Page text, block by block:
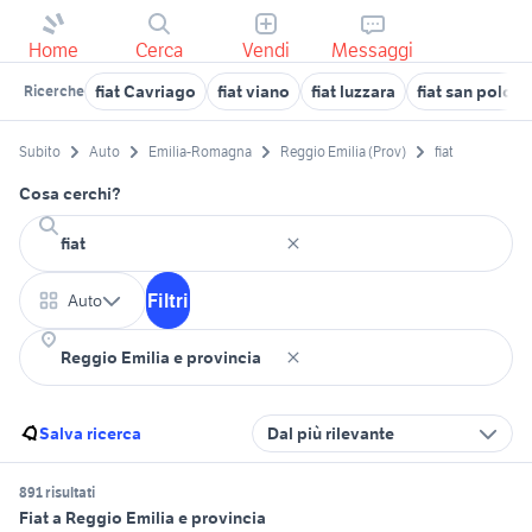
Home Cerca Vendi Messaggi
Ricerche fiat Cavriago fiat viano fiat luzzara fiat san polo
Subito Auto Emilia-Romagna Reggio Emilia (Prov) fiat
Cosa cerchi?
Auto Filtri
Salva ricerca Dal più rilevante
891 risultati
Fiat a Reggio Emilia e provincia